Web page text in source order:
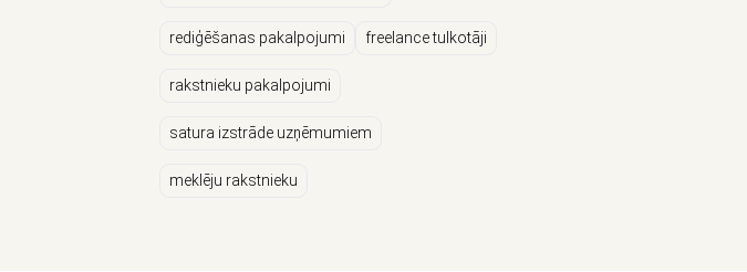
rediģēšanas pakalpojumi freelance tulkotāji
rakstnieku pakalpojumi
satura izstrāde uzņēmumiem
meklēju rakstnieku